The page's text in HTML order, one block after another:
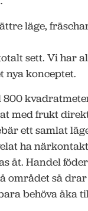
läge,
sett. Vi har
nya konceptet.
800
med frukt
ett samlat
ha
åt. Handel
området så
behöva åka